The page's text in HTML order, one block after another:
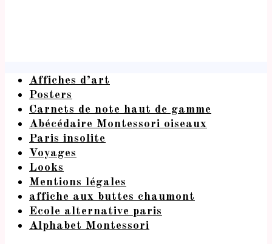
Affiches d’art
Posters
Carnets de note haut de gamme
Abécédaire Montessori oiseaux
Paris insolite
Voyages
Looks
Mentions légales
affiche aux buttes chaumont
Ecole alternative paris
Alphabet Montessori